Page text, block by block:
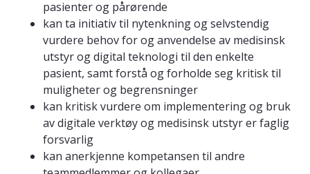
pasienter og pårørende
kan ta initiativ til nytenkning og selvstendig
vurdere behov for og anvendelse av medisinsk
utstyr og digital teknologi til den enkelte
pasient, samt forstå og forholde seg kritisk til
muligheter og begrensninger
kan kritisk vurdere om implementering og bruk
av digitale verktøy og medisinsk utstyr er faglig
forsvarlig
kan anerkjenne kompetansen til andre